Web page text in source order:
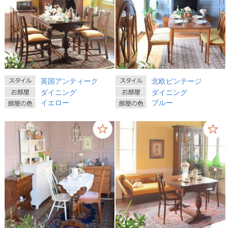
英国アンティーク
ダイニング
イエロー
北欧ビンテージ
ダイニング
ブルー